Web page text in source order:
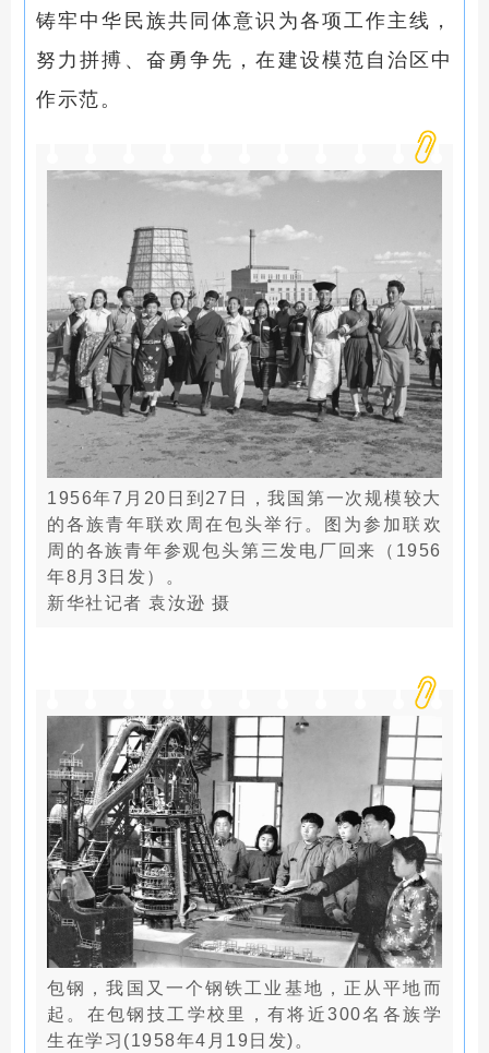
铸牢中华民族共同体意识为各项工作主线，
努力拼搏、奋勇争先，在建设模范自治区中
作示范。
1956年7月20日到27日，我国第一次规模较大
的各族青年联欢周在包头举行。图为参加联欢
周的各族青年参观包头第三发电厂回来（1956
年8月3日发）。
新华社记者 袁汝逊 摄
包钢，我国又一个钢铁工业基地，正从平地而
起。在包钢技工学校里，有将近300名各族学
生在学习(1958年4月19日发)。